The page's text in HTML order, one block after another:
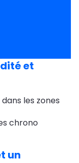
et
les zones
chrono
un